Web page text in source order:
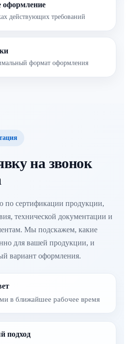
оформление
действующих требований
формат оформления
на звонок
по сертификации продукции,
технической документации и
Мы подскажем, какие
для вашей продукции, и
вариант оформления.
в ближайшее рабочее время
подход